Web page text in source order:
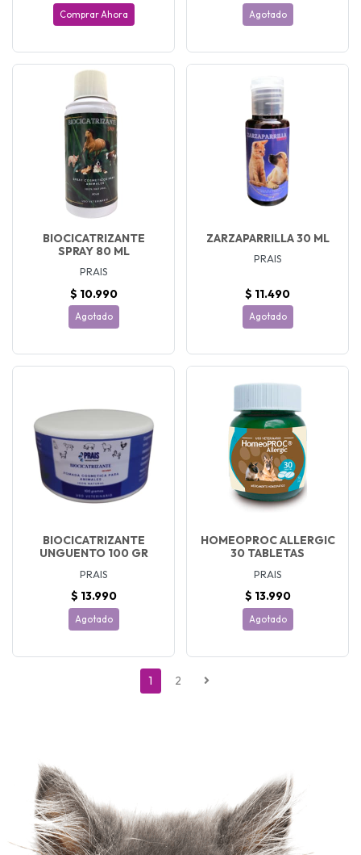
Comprar Ahora Agotado
BIOCICATRIZANTE
SPRAY 80 ML
PRAIS
$ 10.990
Agotado
ZARZAPARRILLA 30 ML
PRAIS
$ 11.490
Agotado
BIOCICATRIZANTE
UNGUENTO 100 GR
PRAIS
$ 13.990
Agotado
HOMEOPROC ALLERGIC
30 TABLETAS
PRAIS
$ 13.990
Agotado
1 2